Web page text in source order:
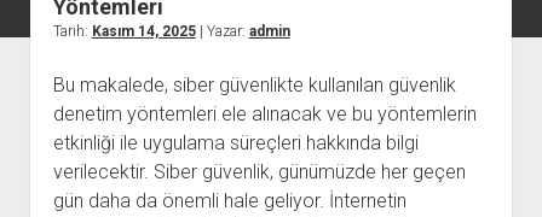
Instagram Gizli Hesap Görme Uygulaması Ücretsiz
Liste
Sayfa Listesi
Yöntemleri
Tarih: Kasım 14, 2025| Yazar: admin
Bu makalede, siber güvenlikte kullanılan güvenlik
denetim yöntemleri ele alınacak ve bu yöntemlerin
etkinliği ile uygulama süreçleri hakkında bilgi
verilecektir. Siber güvenlik, günümüzde her geçen
gün daha da önemli hale geliyor. İnternetin